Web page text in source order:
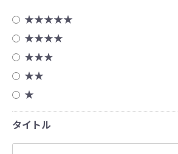
★★★★★
★★★★
★★★
★★
★
タイトル